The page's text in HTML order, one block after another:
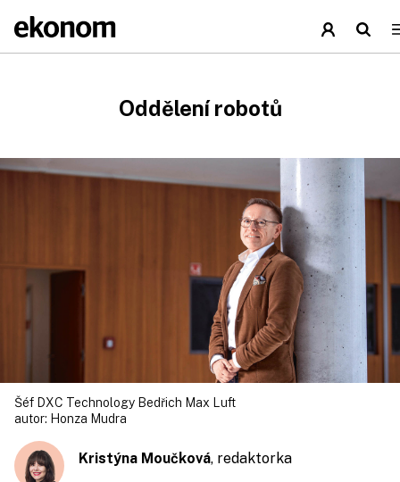
Oddělení robotů
Šéf DXC Technology Bedřich Max Luft
autor: Honza Mudra
Kristýna Moučková, redaktorka